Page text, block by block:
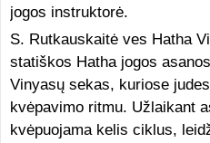
jogos instruktorė.
S. Rutkauskaitė ves Hatha
statiškos Hatha jogos
Vinyasų sekas, kuriose
kvėpavimo ritmu. Užlaikant
kvėpuojama kelis ciklus,